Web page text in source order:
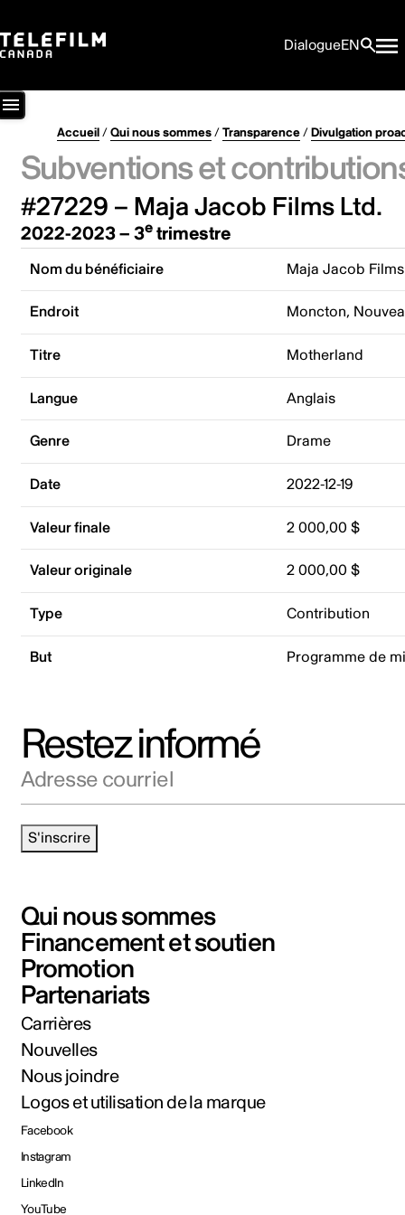
DialogueEN
Accueil/Qui nous sommes/Transparence/Divulgation
Subventions et
#27229 – Maja Jacob Films Ltd.
2022-2023 – 3etrimestre
Nom du bénéficiaire Maja Jacob
Endroit Moncton,
Titre Motherland
Langue Anglais
Genre Drame
Date 2022-12-19
Valeur finale 2 000,00 $
Valeur originale 2 000,00 $
Type Contribution
But Programme de
Restez informé
S'inscrire
Qui nous sommes
Financement et soutien
Promotion
Partenariats
Carrières
Nouvelles
Nous joindre
Logos et utilisation de la marque
Facebook
Instagram
LinkedIn
YouTube